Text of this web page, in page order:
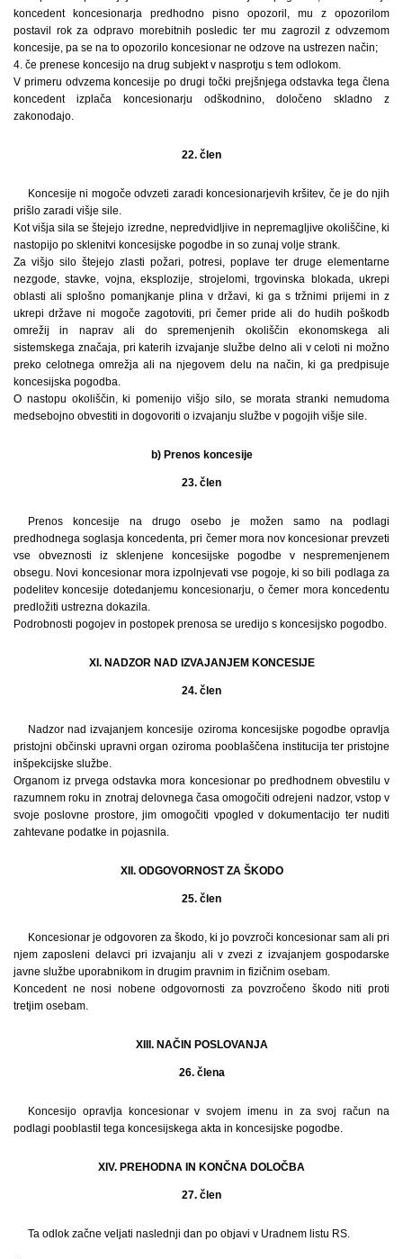
koncedent koncesionarja predhodno pisno opozoril, mu z opozorilom
postavil rok za odpravo morebitnih posledic ter mu zagrozil z odvzemom
koncesije, pa se na to opozorilo koncesionar ne odzove na ustrezen način;
4. če prenese koncesijo na drug subjekt v nasprotju s tem odlokom.
V primeru odvzema koncesije po drugi točki prejšnjega odstavka tega člena
koncedent izplača koncesionarju odškodnino, določeno skladno z
zakonodajo.
22. člen
Koncesije ni mogoče odvzeti zaradi koncesionarjevih kršitev, če je do njih
prišlo zaradi višje sile.
Kot višja sila se štejejo izredne, nepredvidljive in nepremagljive okoliščine, ki
nastopijo po sklenitvi koncesijske pogodbe in so zunaj volje strank.
Za višjo silo štejejo zlasti požari, potresi, poplave ter druge elementarne
nezgode, stavke, vojna, eksplozije, strojelomi, trgovinska blokada, ukrepi
oblasti ali splošno pomanjkanje plina v državi, ki ga s tržnimi prijemi in z
ukrepi države ni mogoče zagotoviti, pri čemer pride ali do hudih poškodb
omrežij in naprav ali do spremenjenih okoliščin ekonomskega ali
sistemskega značaja, pri katerih izvajanje službe delno ali v celoti ni možno
preko celotnega omrežja ali na njegovem delu na način, ki ga predpisuje
koncesijska pogodba.
O nastopu okoliščin, ki pomenijo višjo silo, se morata stranki nemudoma
medsebojno obvestiti in dogovoriti o izvajanju službe v pogojih višje sile.
b) Prenos koncesije
23. člen
Prenos koncesije na drugo osebo je možen samo na podlagi
predhodnega soglasja koncedenta, pri čemer mora nov koncesionar prevzeti
vse obveznosti iz sklenjene koncesijske pogodbe v nespremenjenem
obsegu. Novi koncesionar mora izpolnjevati vse pogoje, ki so bili podlaga za
podelitev koncesije dotedanjemu koncesionarju, o čemer mora koncedentu
predložiti ustrezna dokazila.
Podrobnosti pogojev in postopek prenosa se uredijo s koncesijsko pogodbo.
XI. NADZOR NAD IZVAJANJEM KONCESIJE
24. člen
Nadzor nad izvajanjem koncesije oziroma koncesijske pogodbe opravlja
pristojni občinski upravni organ oziroma pooblaščena institucija ter pristojne
inšpekcijske službe.
Organom iz prvega odstavka mora koncesionar po predhodnem obvestilu v
razumnem roku in znotraj delovnega časa omogočiti odrejeni nadzor, vstop v
svoje poslovne prostore, jim omogočiti vpogled v dokumentacijo ter nuditi
zahtevane podatke in pojasnila.
XII. ODGOVORNOST ZA ŠKODO
25. člen
Koncesionar je odgovoren za škodo, ki jo povzroči koncesionar sam ali pri
njem zaposleni delavci pri izvajanju ali v zvezi z izvajanjem gospodarske
javne službe uporabnikom in drugim pravnim in fizičnim osebam.
Koncedent ne nosi nobene odgovornosti za povzročeno škodo niti proti
tretjim osebam.
XIII. NAČIN POSLOVANJA
26. člena
Koncesijo opravlja koncesionar v svojem imenu in za svoj račun na
podlagi pooblastil tega koncesijskega akta in koncesijske pogodbe.
XIV. PREHODNA IN KONČNA DOLOČBA
27. člen
Ta odlok začne veljati naslednji dan po objavi v Uradnem listu RS.